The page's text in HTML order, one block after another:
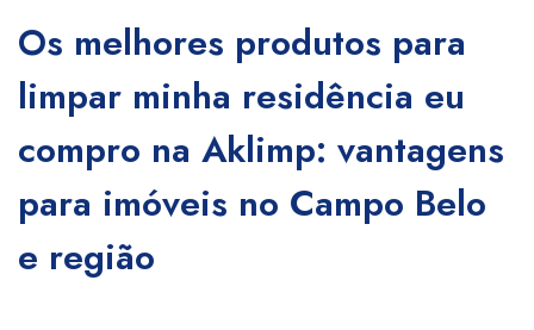
Os melhores produtos para
limpar minha residência eu
compro na Aklimp: vantagens
para imóveis no Campo Belo
e região